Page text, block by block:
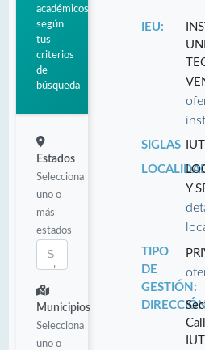
académicos
según
tus
criterios
de
búsqueda
Estados
Selecciona
uno o
más
estados
Municipios
Selecciona
uno o
IEU:
SIGLAS
Y
TIPO
DE
GESTIÓN: